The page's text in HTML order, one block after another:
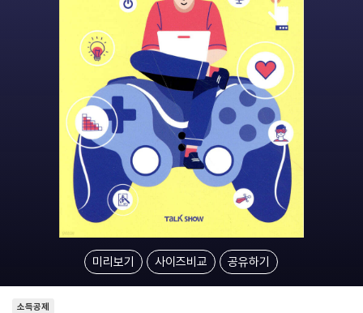
미리보기 사이즈비교 공유하기
소득공제